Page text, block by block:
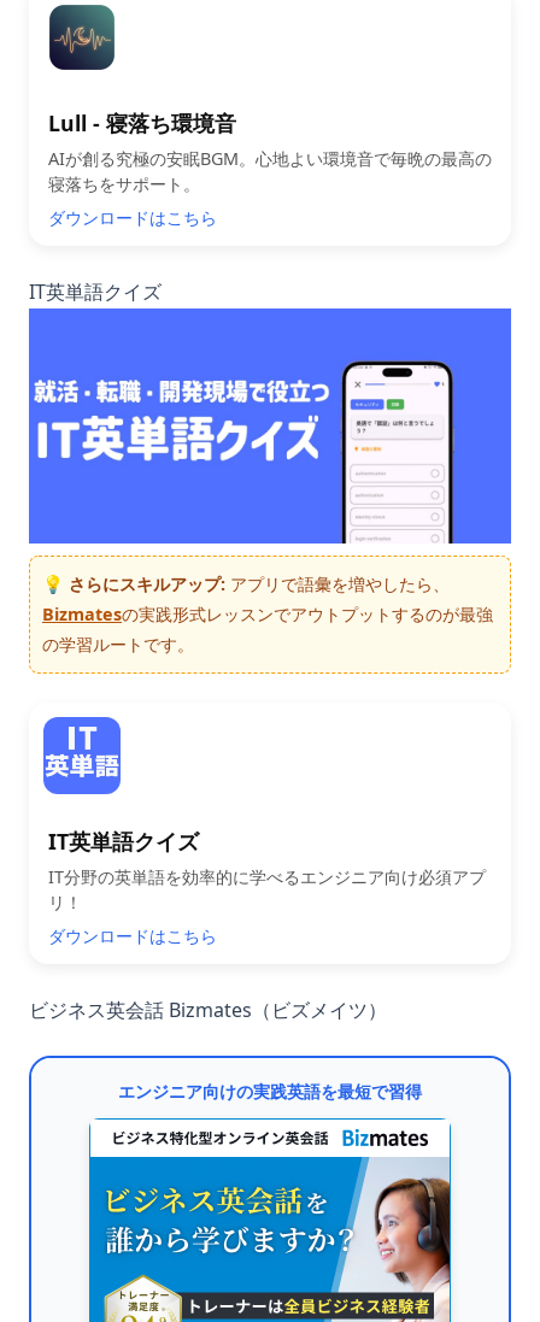
Lull - 寝落ち環境音
AIが創る究極の安眠BGM。心地よい環境音で毎晩の最高の
寝落ちをサポート。
ダウンロードはこちら
IT英単語クイズ
💡 さらにスキルアップ: アプリで語彙を増やしたら、
Bizmatesの実践形式レッスンでアウトプットするのが最強
の学習ルートです。
IT英単語クイズ
IT分野の英単語を効率的に学べるエンジニア向け必須アプ
リ！
ダウンロードはこちら
ビジネス英会話 Bizmates（ビズメイツ）
エンジニア向けの実践英語を最短で習得